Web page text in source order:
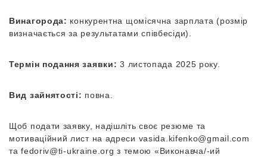
Винагорода: конкурентна щомісячна зарплата (розмір
визначається за результатами співбесіди).
Термін подання заявки: 3 листопада 2025 року.
Вид зайнятості: повна.
Щоб подати заявку, надішліть своє резюме та
мотиваційний лист на адреси vasida.kifenko@gmail.com
таfedoriv@ti-ukraine.org з темою «Виконавча/-ий